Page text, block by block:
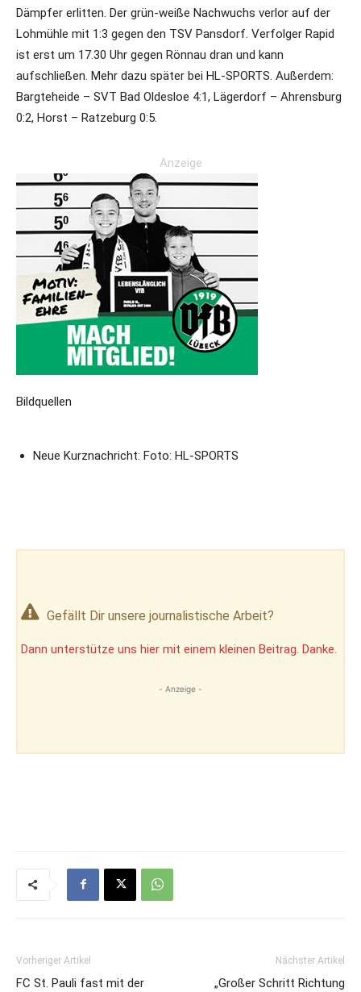
Dämpfer erlitten. Der grün-weiße Nachwuchs verlor auf der
Lohmühle mit 1:3 gegen den TSV Pansdorf. Verfolger Rapid
ist erst um 17.30 Uhr gegen Rönnau dran und kann
aufschließen. Mehr dazu später bei HL-SPORTS. Außerdem:
Bargteheide – SVT Bad Oldesloe 4:1, Lägerdorf – Ahrensburg
0:2, Horst – Ratzeburg 0:5.
Anzeige
Bildquellen
Neue Kurznachricht: Foto: HL-SPORTS
Gefällt Dir unsere journalistische Arbeit?
Dann unterstütze uns hier mit einem kleinen Beitrag. Danke.
- Anzeige -
Vorheriger Artikel
FC St. Pauli fast mit der
Nächster Artikel
„Großer Schritt Richtung